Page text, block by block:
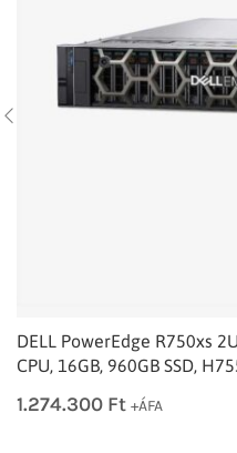
DELL PowerEdge R750xs
CPU, 16GB, 960GB SSD,
1.274.300 Ft +ÁFA